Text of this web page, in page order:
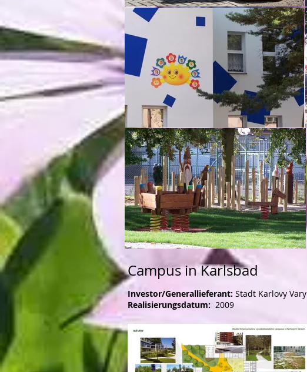
Campus in Karlsbad
Investor/Generallieferant: Stadt Karlovy Vary
Realisierungsdatum: 2009